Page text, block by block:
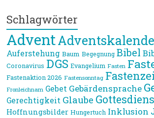
Schlagwörter
Advent
Auferstehung Baum Begegnung Bibel
Coronavirus DGS Evangelium Fasten
Fastenaktion 2026 Fastensonntag
Fronleichnam Gebet Gebärdensprache
Gerechtigkeit Glaube
Hoffnungsbilder Hungertuch Inklusion